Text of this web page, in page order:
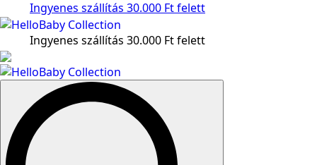
Ingyenes szállítás 30.000 Ft felett
Ingyenes szállítás 30.000 Ft felett
Search